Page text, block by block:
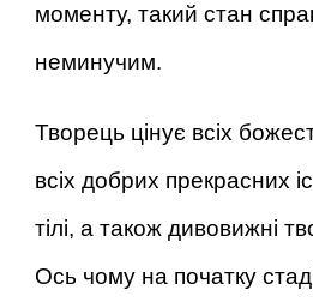
моменту, такий стан справ
неминучим.
Творець цінує всіх
всіх добрих прекрасних
тілі, а також дивовижні
Ось чому на початку